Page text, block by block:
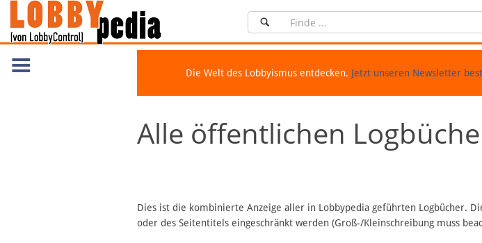
Die Welt des Lobbyismus entdecken. Jetzt unseren Newsletter
Alle öffentlichen
Dies ist die kombinierte Anzeige aller in Lobbypedia geführten Logbücher.
oder des Seitentitels eingeschränkt werden (Groß-/Kleinschreibung muss